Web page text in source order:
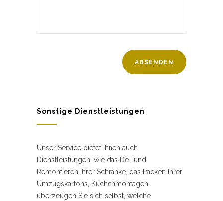
Sonstige Dienstleistungen
Unser Service bietet Ihnen auch
Dienstleistungen, wie das De- und
Remontieren Ihrer Schränke, das Packen Ihrer
Umzugskartons, Küchenmontagen.
überzeugen Sie sich selbst, welche